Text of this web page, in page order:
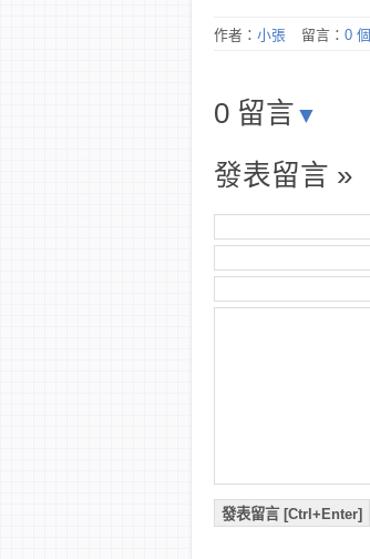
作者： 小張 留言： 0 個
0 留言 ▼
發表留言 »